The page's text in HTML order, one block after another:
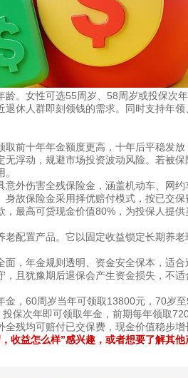
。女性可选55周岁、58周岁或投保次
休人群即刻领钱的需求。同时支持年
前十年年金额度更高，十年后平稳发
浮动，规避市场投资波动风险。若被
外伤害全残保险金，涵盖机动车、网
故保险金采用择优赔付模式，按已交
最高可贷现金价值80%，为投保人提供
老配置产品。它以固定收益锁定长期养
，年金规则透明、资金安全保本，适
且犹豫期后退保会产生资金损失，不适
，60周岁当年可领取13800元，70岁
保次年即可领取年金，前期每年领取
残均可赔付已交保费，现金价值稳步增
收益怎么样”感兴趣，或者想要了解其